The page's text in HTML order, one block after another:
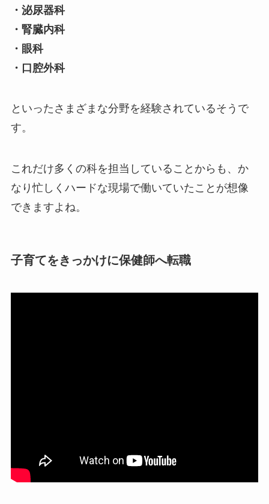
・泌尿器科
・腎臓内科
・眼科
・口腔外科
といったさまざまな分野を経験されているそうで
す。
これだけ多くの科を担当していることからも、か
なり忙しくハードな現場で働いていたことが想像
できますよね。
子育てをきっかけに保健師へ転職